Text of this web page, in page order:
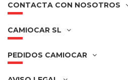
CONTACTA CON NOSOTROS
CAMIOCAR SL
PEDIDOS CAMIOCAR